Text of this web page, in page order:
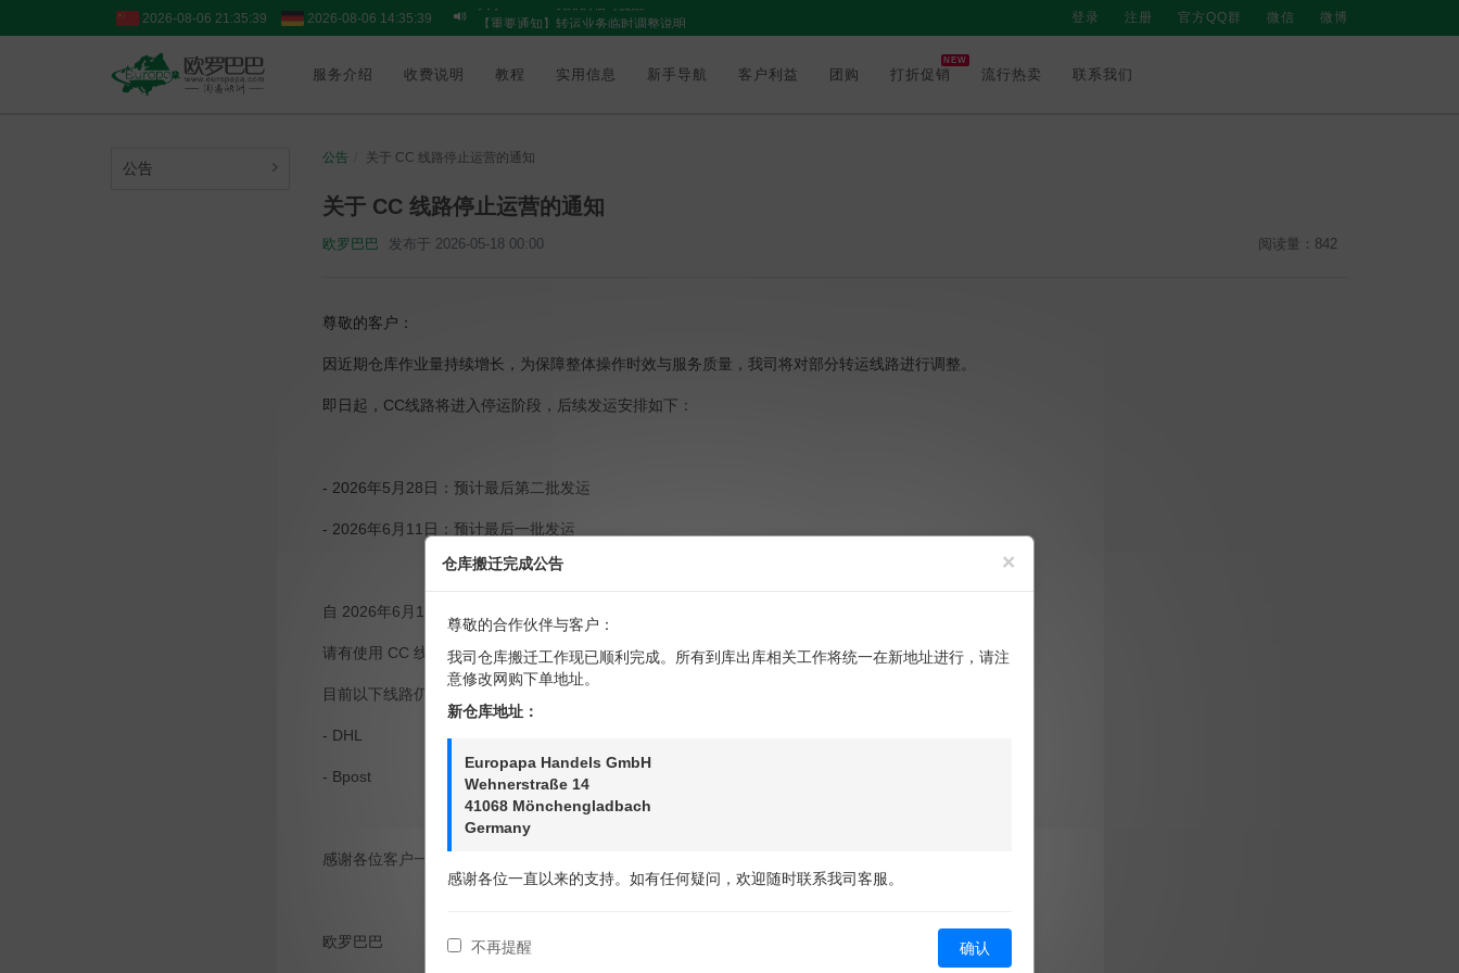
2026-08-06 21:35:39 2026-08-06 14:35:39
【重要通知】转运业务临时调整说明
关于 CC 线路停止运营的通知
登录 注册 官方QQ群 微信 微博
服务介绍 收费说明 教程 实用信息 新手导航 客户利益 团购 打折促销
NEW
流行热卖 联系我们
公告
公告 关于 CC 线路停止运营的通知
关于 CC 线路停止运营的通知
欧罗巴巴 发布于 2026-05-18 00:00 阅读量：842
尊敬的客户：
因近期仓库作业量持续增长，为保障整体操作时效与服务质量，我司将对部分转运线路进行调整。
即日起，CC线路将进入停运阶段，后续发运安排如下：
- 2026年5月28日：预计最后第二批发运
- 2026年6月11日：预计最后一批发运
自 2026年6月11日最后一批发运完成后，CC线路将正式停止运营，不再继续接收该线路相关订单。
请有使用 CC 线路需求的客户，提前做好发货及备货安排，以免影响后续物流计划。
目前以下线路仍正常运营：
- DHL
- Bpost
感谢各位客户一直以来的理解与支持，如有任何问题，请及时与我司客服联系。
欧罗巴巴
×
仓库搬迁完成公告
尊敬的合作伙伴与客户：
我司仓库搬迁工作现已顺利完成。所有到库出库相关工作将统一在新地址进行，请注
意修改网购下单地址。
新仓库地址：
Europapa Handels GmbH
Wehnerstraße 14
41068 Mönchengladbach
Germany
感谢各位一直以来的支持。如有任何疑问，欢迎随时联系我司客服。
不再提醒 确认